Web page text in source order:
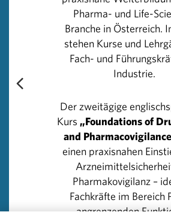
Risiko-Profil eines Arzneimittels
mehr Daten man hat, umso besser
Anwendungsempfehlungen
weiterentwickelt werden.“
bequem über das Online-
österreichischen Behörde
Gesundheitswesen (BASG)
https://nebenwirkung.basg.gv.at/
Rückfragehinweis
PHARMIG – Verband der
Pharma- und Life-
Branche in Österreich.
stehen Kurse und
Fach- und
Industrie.
Der zweitägige
Kurs „Foundations of
and
einen praxisnahen
Pharmakovigilanz –
Fachkräfte im Bereich
angrenzenden